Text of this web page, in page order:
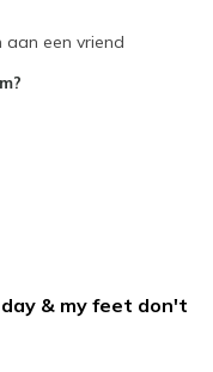
aan een vriend
& my feet don't